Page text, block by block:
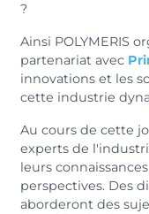
?
Ainsi POLYMERIS
partenariat avec
innovations et les
cette industrie
Au cours de cette
experts de
leurs
perspectives. Des
aborderont des